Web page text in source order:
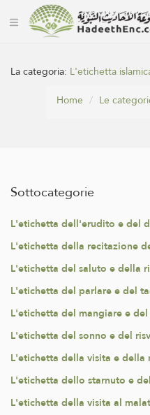
La categoria: L'etichetta
Home
Le
Sottocategorie
L'etichetta dell'erudito e del
L'etichetta della recitazione
L'etichetta del saluto e della
L'etichetta del parlare e del
L'etichetta del mangiare e
L'etichetta del sonno e del
L'etichetta della visita e della
L'etichetta dello starnuto e
L'etichetta della visita al